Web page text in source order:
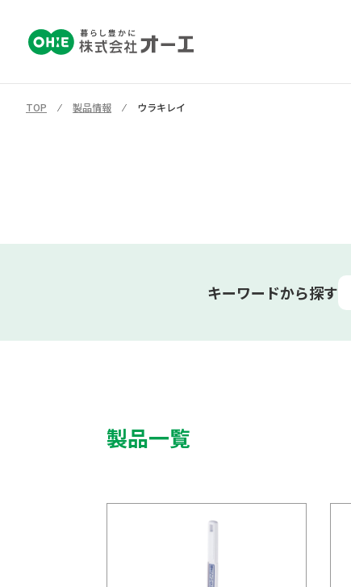
TOP ⁄ 製品情報 ⁄ ウラキレイ
キーワードから探す
製品一覧